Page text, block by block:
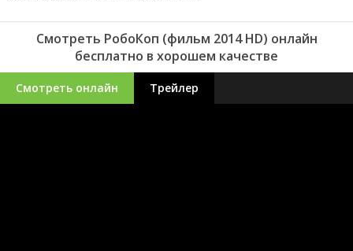
Смотреть РобоКоп (фильм 2014 HD) онлайн
бесплатно в хорошем качестве
Смотреть онлайн Трейлер